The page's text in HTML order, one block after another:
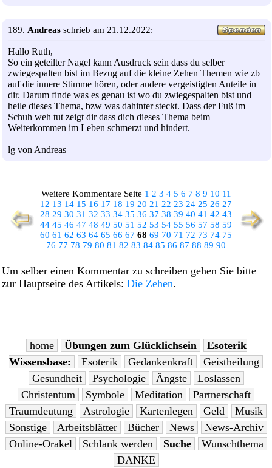
189. Andreas schrieb am 21.12.2022:
Hallo Ruth,
So ein geteilter Nagel kann Ausdruck sein dass du selber
zwiegespalten bist im Bezug auf die kleine Zehen Themen wie zb
auf die innere Stimme hören, oder andere vergeistigten Anteile in
dir. Darum finde was es genau ist wo du zwiegespalten bist und
heile dieses Thema, bzw was dahinter steckt. Dass der Fuß im
Schuh weh tut zeigt dir dass dich dieses Thema beim
Weiterkommen im Leben schmerzt und hindert.
lg von Andreas
Weitere Kommentare Seite 1 2 3 4 5 6 7 8 9 10 11
12 13 14 15 16 17 18 19 20 21 22 23 24 25 26 27
28 29 30 31 32 33 34 35 36 37 38 39 40 41 42 43
44 45 46 47 48 49 50 51 52 53 54 55 56 57 58 59
60 61 62 63 64 65 66 67 68 69 70 71 72 73 74 75
76 77 78 79 80 81 82 83 84 85 86 87 88 89 90
Um selber einen Kommentar zu schreiben gehen Sie bitte
zur Hauptseite des Artikels: Die Zehen.
home Übungen zum Glücklichsein
Esoterik
Wissensbase:
Esoterik Gedankenkraft
Geistheilung
Gesundheit
Psychologie Ängste
Loslassen
Christentum
Symbole Meditation
Partnerschaft
Traumdeutung
Astrologie Kartenlegen Geld
Musik
Sonstige
Arbeitsblätter Bücher News
News-Archiv
Online-Orakel
Schlank werden Suche
Wunschthema
DANKE